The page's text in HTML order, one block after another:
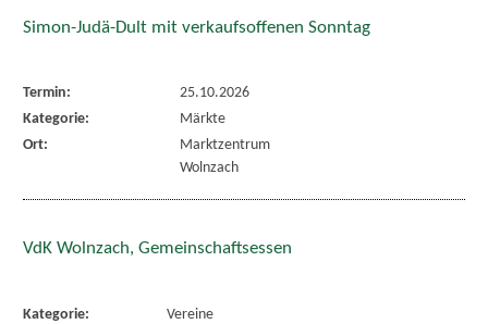
Simon-Judä-Dult mit verkaufsoffenen Sonntag
Termin:
25.10.2026
Kategorie:
Märkte
Ort:
Marktzentrum
Wolnzach
VdK Wolnzach, Gemeinschaftsessen
Kategorie:
Vereine